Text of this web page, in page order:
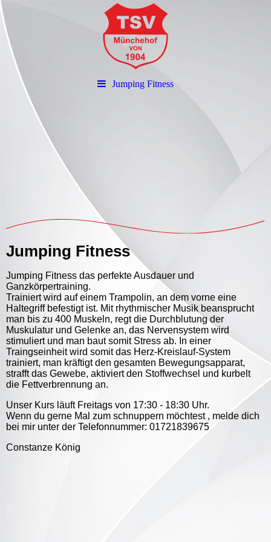
Jumping Fitness
Jumping Fitness
Jumping Fitness das perfekte Ausdauer und
Ganzkörpertraining.
Trainiert wird auf einem Trampolin, an dem vorne eine
Haltegriff befestigt ist. Mit rhythmischer Musik beansprucht
man bis zu 400 Muskeln, regt die Durchblutung der
Muskulatur und Gelenke an, das Nervensystem wird
stimuliert und man baut somit Stress ab. In einer
Traingseinheit wird somit das Herz-Kreislauf-System
trainiert, man kräftigt den gesamten Bewegungsapparat,
strafft das Gewebe, aktiviert den Stoffwechsel und kurbelt
die Fettverbrennung an.
Unser Kurs läuft Freitags von 17:30 - 18:30 Uhr.
Wenn du gerne Mal zum schnuppern möchtest , melde dich
bei mir unter der Telefonnummer: 01721839675
Constanze König